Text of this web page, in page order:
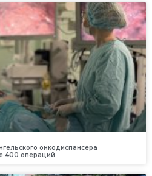
онкодиспансера
400 операций